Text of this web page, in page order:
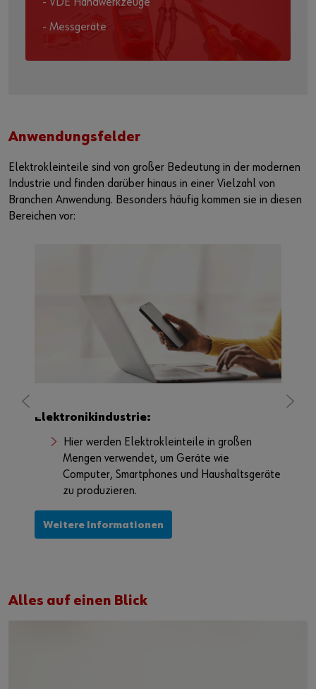
- VDE Handwerkzeuge
- Messgeräte
Anwendungsfelder
Elektrokleinteile sind von großer Bedeutung in der modernen
Industrie und finden darüber hinaus in einer Vielzahl von
Branchen Anwendung. Besonders häufig kommen sie in diesen
Bereichen vor:
Elektronikindustrie:
Hier werden Elektrokleinteile in großen
Mengen verwendet, um Geräte wie
Computer, Smartphones und Haushaltsgeräte
zu produzieren.
Weitere Informationen
Alles auf einen Blick